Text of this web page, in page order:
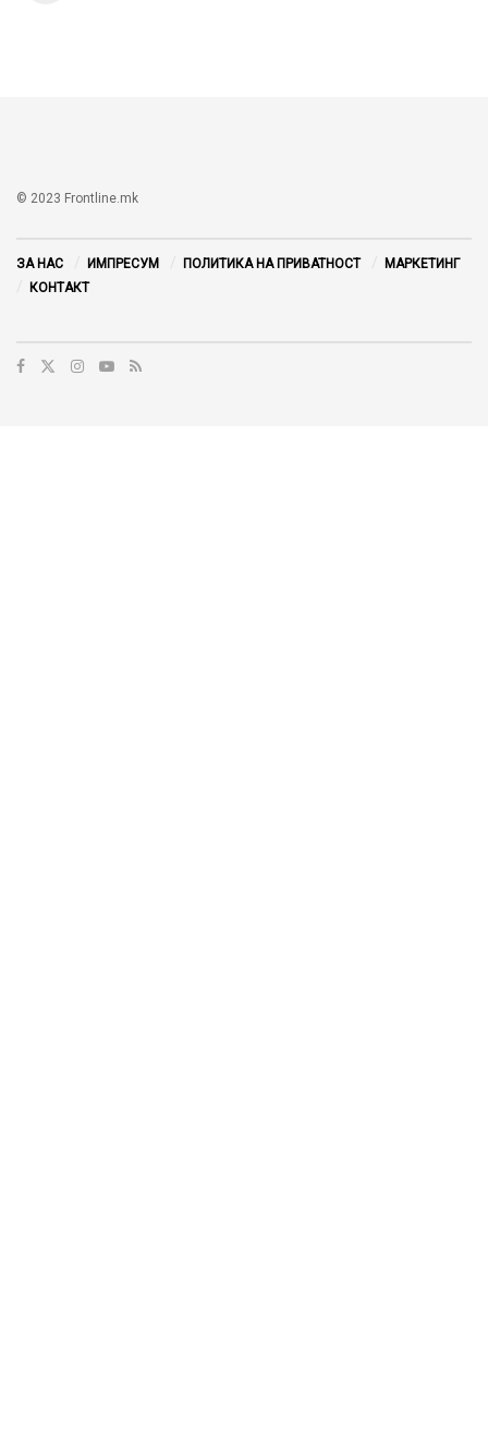
© 2023 Frontline.mk
ЗА НАС ИМПРЕСУМ ПОЛИТИКА НА ПРИВАТНОСТ
МАРКЕТИНГ
КОНТАКТ